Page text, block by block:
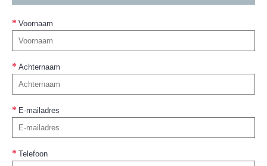
Voornaam
Achternaam
E-mailadres
Telefoon